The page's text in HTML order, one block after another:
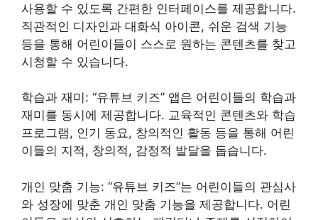
사용할 수 있도록 간편한 인터페이스를 제공합니다.
직관적인 디자인과 대화식 아이콘, 쉬운 검색 기능
등을 통해 어린이들이 스스로 원하는 콘텐츠를 찾고
시청할 수 있습니다.
학습과 재미: “유튜브 키즈” 앱은 어린이들의 학습과
재미를 동시에 제공합니다. 교육적인 콘텐츠와 학습
프로그램, 인기 동요, 창의적인 활동 등을 통해 어린
이들의 지적, 창의적, 감정적 발달을 돕습니다.
개인 맞춤 기능: “유튜브 키즈”는 어린이들의 관심사
와 성장에 맞춘 개인 맞춤 기능을 제공합니다. 어린